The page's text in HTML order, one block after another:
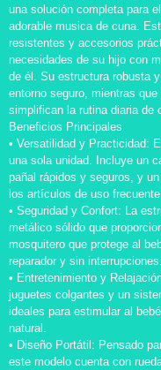
una solución completa para
adorable musica de cuna.
resistentes y accesorios
necesidades de su hijo con
de él. Su estructura robusta
entorno seguro, mientras
simplifican la rutina diaria de
Beneficios Principales
• Versatilidad y Practicidad:
una sola unidad. Incluye un
pañal rápidos y seguros, y
los artículos de uso
• Seguridad y Confort: La
metálico sólido que
mosquitero que protege al
reparador y sin interrupciones.
• Entretenimiento y
juguetes colgantes y un
ideales para estimular al
natural.
• Diseño Portátil: Pensado
este modelo cuenta con